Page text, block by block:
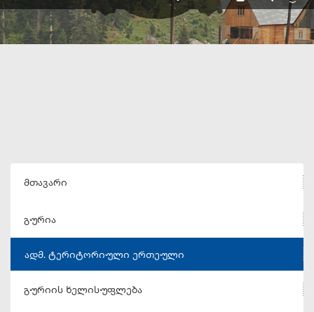
EN
RU
მთავარი
გურია
ადმ. ტერიტორიული ერთეული
გურიის ხელისუფლება